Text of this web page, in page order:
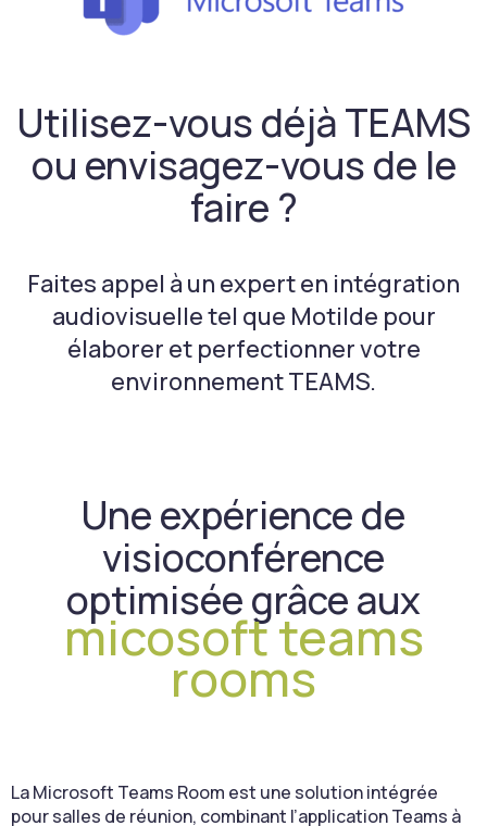
Utilisez-vous déjà TEAMS
ou envisagez-vous de le
faire ?
Faites appel à un expert en intégration
audiovisuelle tel que Motilde pour
élaborer et perfectionner votre
environnement TEAMS.
Une expérience de
visioconférence
optimisée grâce aux
micosoft teams
rooms
La Microsoft Teams Room est une solution intégrée
pour salles de réunion, combinant l’application Teams à